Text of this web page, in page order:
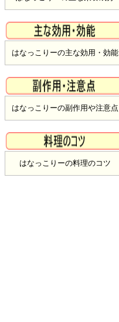
はなっこりーの主な効用・効能
はなっこりーの副作用や注意点
はなっこりーの料理のコツ